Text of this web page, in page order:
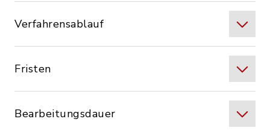
Verfahrensablauf
Fristen
Bearbeitungsdauer